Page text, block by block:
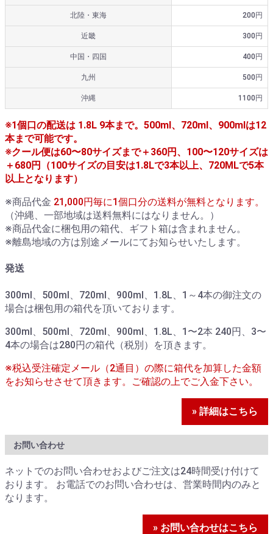
北陸・東海 200円
近畿 300円
中国・四国 400円
九州 500円
沖縄 1100円
※1個口の配送は 1.8L 9本まで。500ml、720ml、900mlは12
本まで可能です。
※クール便は60〜80サイズまで＋360円、100〜120サイズは
＋680円（100サイズの目安は1.8Lで3本以上、720MLで5本
以上となります）
※商品代金 21,000円毎に1個口分の送料が無料となります。
（沖縄、一部地域は送料無料にはなりません。）
※商品代金に梱包用の箱代、ギフト箱は含まれません。
※離島地域の方は別途メールにてお知らせいたします。
発送
300ml、500ml、720ml、900ml、1.8L、1～4本の御注文の
場合は梱包用の箱代を頂いております。
300ml、500ml、720ml、900ml、1.8L、1〜2本 240円、3〜
4本の場合は280円の箱代（税別）を頂きます。
※税込受注確定メール（2通目）の際に箱代を加算した金額
をお知らせさせて頂きます。ご確認の上でご入金下さい。
» 詳細はこちら
お問い合わせ
ネットでのお問い合わせおよびご注文は24時間受け付けて
おります。 お電話でのお問い合わせは、営業時間内のみと
なります。
» お問い合わせはこちら